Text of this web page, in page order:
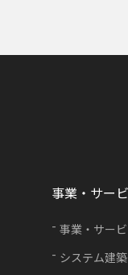
事業・サー
事業・サー
システム建